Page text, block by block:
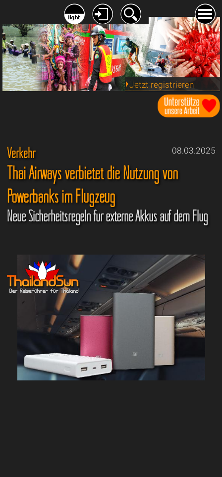
Jetzt registrieren
08.03.2025
Verkehr
Thai Airways verbietet die Nutzung von
Powerbanks im Flugzeug
Neue Sicherheitsregeln für externe Akkus auf dem Flug